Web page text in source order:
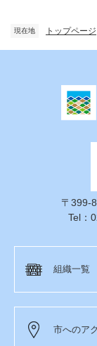
現在地 トップページ
〒399-
Tel：
組織一覧
市へのア